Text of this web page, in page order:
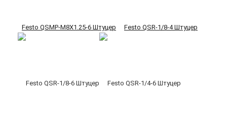
Festo QSMP-M8X1.25-6 Штуцер Festo QSR-1/8-4 Штуцер